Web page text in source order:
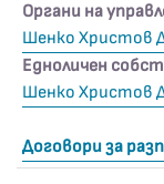
Органи на
Шенко Христов
Едноличен
Шенко Христов
Договори за